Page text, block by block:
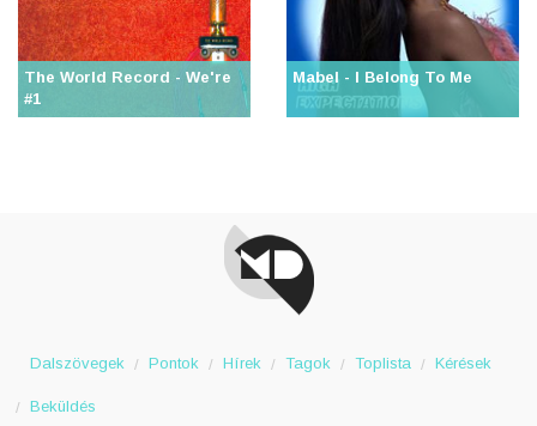
The World Record - We're
#1
Mabel - I Belong To Me
Dalszövegek Pontok Hírek Tagok Toplista Kérések
Beküldés